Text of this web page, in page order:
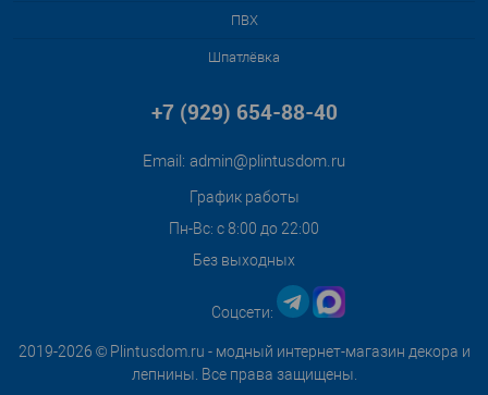
ПВХ
Шпатлёвка
2019-2026 © Plintusdom.ru - модный интернет-магазин декора и
лепнины. Все права защищены.
+7 (929) 654-88-40
Email: admin@plintusdom.ru
График работы
Пн-Вс: с 8:00 до 22:00
Без выходных
Соцсети: